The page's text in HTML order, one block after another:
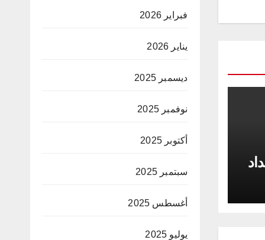
فبراير 2026
يناير 2026
ديسمبر 2025
نوفمبر 2025
أكتوبر 2025
سبتمبر 2025
أغسطس 2025
يوليو 2025